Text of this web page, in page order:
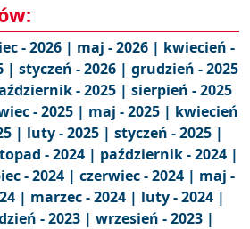
- 2026 | maj - 2026 | kwiecień -
| styczeń - 2026 | grudzień - 2025
- 2025 | sierpień - 2025
- 2025 | maj - 2025 | kwiecień
| luty - 2025 | styczeń - 2025 |
- 2024 | październik - 2024 |
- 2024 | czerwiec - 2024 | maj -
| marzec - 2024 | luty - 2024 |
- 2023 | wrzesień - 2023 |